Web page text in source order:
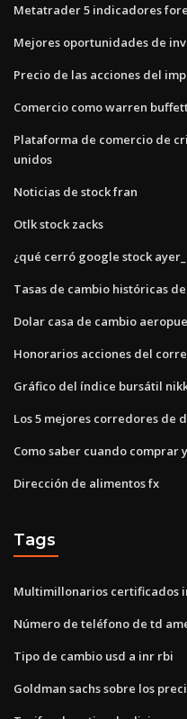
Metatrader 5 indicadores
Mejores oportunidades de
Precio de las acciones del
Comercio como warren
Plataforma de comercio de
unidos
Noticias de stock fran
Otlk stock zacks
¿qué cerró google stock ayer_
Tasas de cambio históricas
Dolar casa de cambio
Honorarios acciones del
Gráfico del índice bursátil
Los 5 mejores corredores de
Como saber cuando comprar
Dirección de alimentos fx
Tags
Multimillonarios certificados
Número de teléfono de td
Tipo de cambio usd a inr rbi
Goldman sachs sobre los